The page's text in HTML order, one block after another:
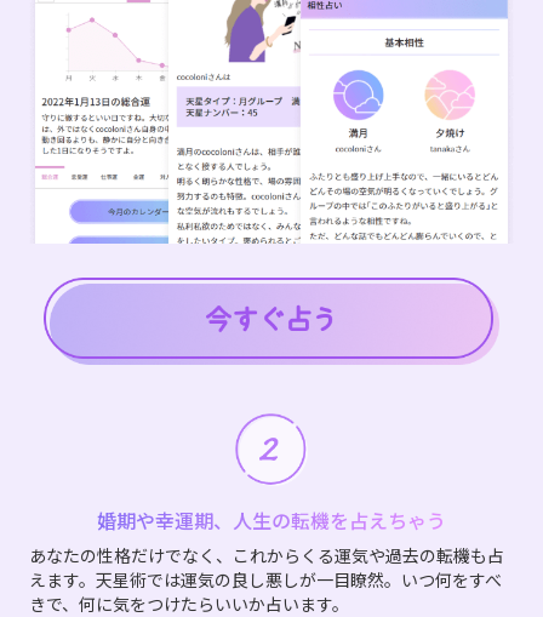
婚期や幸運期、人生の転機を占えちゃう
あなたの性格だけでなく、これからくる運気や過去の転機も占
えます。天星術では運気の良し悪しが一目瞭然。いつ何をすべ
きで、何に気をつけたらいいか占います。